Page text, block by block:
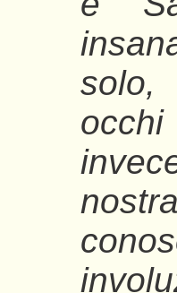
solo,